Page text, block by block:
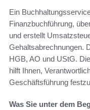
Ein
Finanzbuchführung,
und erstellt
Gehaltsabrechnungen.
HGB, AO und UStG.
hilft Ihnen,
Geschäftsführung
Was Sie unter dem